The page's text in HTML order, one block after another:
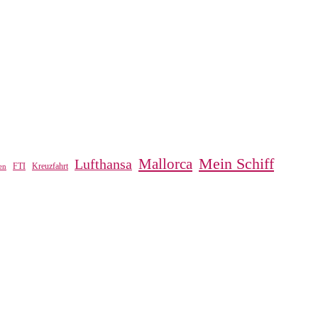
FTI Kreuzfahrt Lufthansa Mallorca Mein Schiff